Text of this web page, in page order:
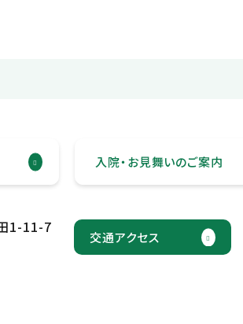
入院・お見舞いのご案内
1-11-7
交通アクセス